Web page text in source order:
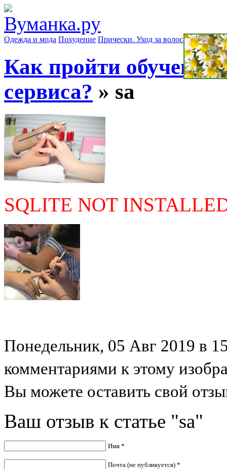
Одежда и мода Похудение Прически. Уход за волосами Маски
Как пройти обучение
сервиса? » sa
SQLITE NOT
Понедельник, 05 Авг 2019 в
комментариями к этому
Вы можете оставить свой
Ваш отзыв к статье "sa"
Имя *
Почта (не публикуется) *